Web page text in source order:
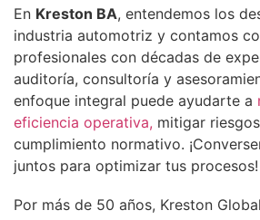
En Kreston BA, entendemos los
industria automotriz y contamos
profesionales con décadas de
auditoría, consultoría y
enfoque integral puede ayudarte a
eficiencia operativa, mitigar
cumplimiento normativo.
juntos para optimizar tus procesos!
Por más de 50 años, Kreston